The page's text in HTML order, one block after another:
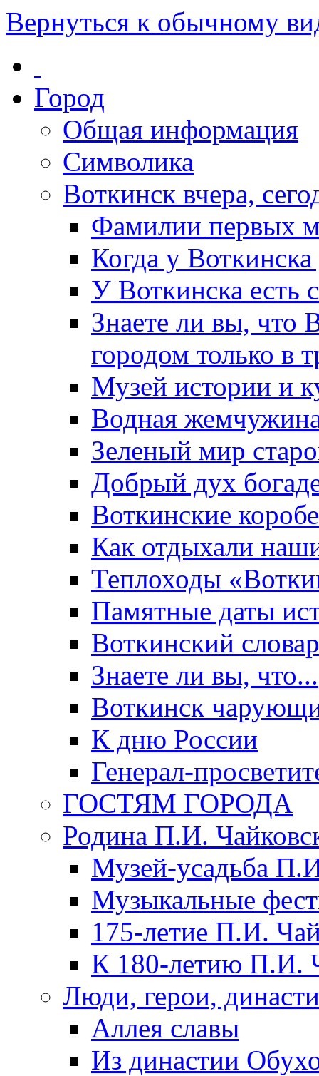
Вернуться к обычному
Город
Общая информация
Символика
Воткинск вчера,
Фамилии первых
Когда у
У Воткинска есть
Знаете ли вы, что
городом только в
Музей истории и
Водная
Зеленый мир
Добрый дух
Воткинские
Как отдыхали
Теплоходы
Памятные даты
Воткинский
Знаете ли вы, что...
Воткинск
К дню России
Генерал-
ГОСТЯМ ГОРОДА
Родина П.И.
Музей-усадьба
Музыкальные
175-летие П.И.
К 180-летию П.И.
Люди, герои,
Аллея славы
Из династии